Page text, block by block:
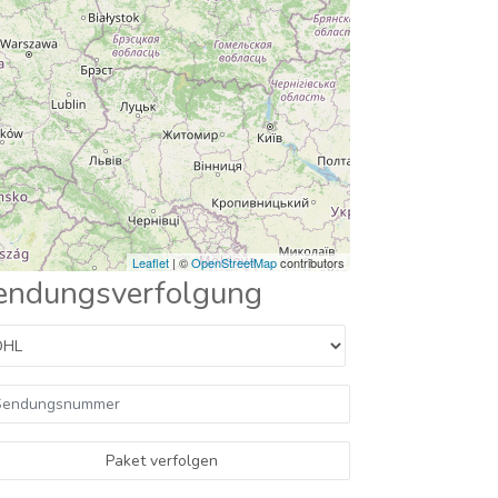
Leaflet | ©OpenStreetMapcontributors
Paket verfolgen